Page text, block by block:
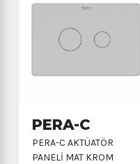
PERA-C
PERA-C AKTÜATÖR
PANELİ MAT KROM